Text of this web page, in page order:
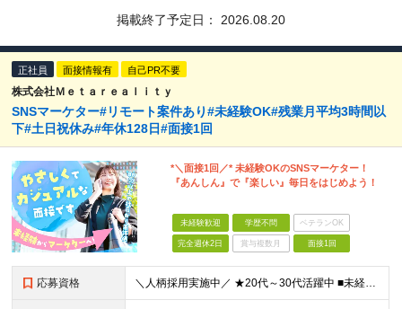
掲載終了予定日： 2026.08.20
正社員 面接情報有 自己PR不要
株式会社Ｍｅｔａｒｅａｌｉｔｙ
SNSマーケター#リモート案件あり#未経験OK#残業月平均3時間以
下#土日祝休み#年休128日#面接1回
*＼面接1回／* 未経験OKのSNSマーケター！
『あんしん』で『楽しい』毎日をはじめよう！
未経験歓迎 学歴不問 ベテランOK
完全週休2日 賞与複数月 面接1回
応募資格 ＼人柄採用実施中／ ★20代～30代活躍中 ■未経験OK ■学歴不問 ■第二新卒歓迎 ■ブランクOK 【こんな方、ぴったりです！】 □ コミュニケーションを大切にできる方 →チーム連携やクライアント